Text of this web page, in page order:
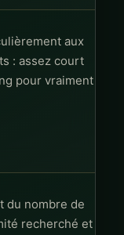
aux
: assez court
pour vraiment
du nombre de
recherché et